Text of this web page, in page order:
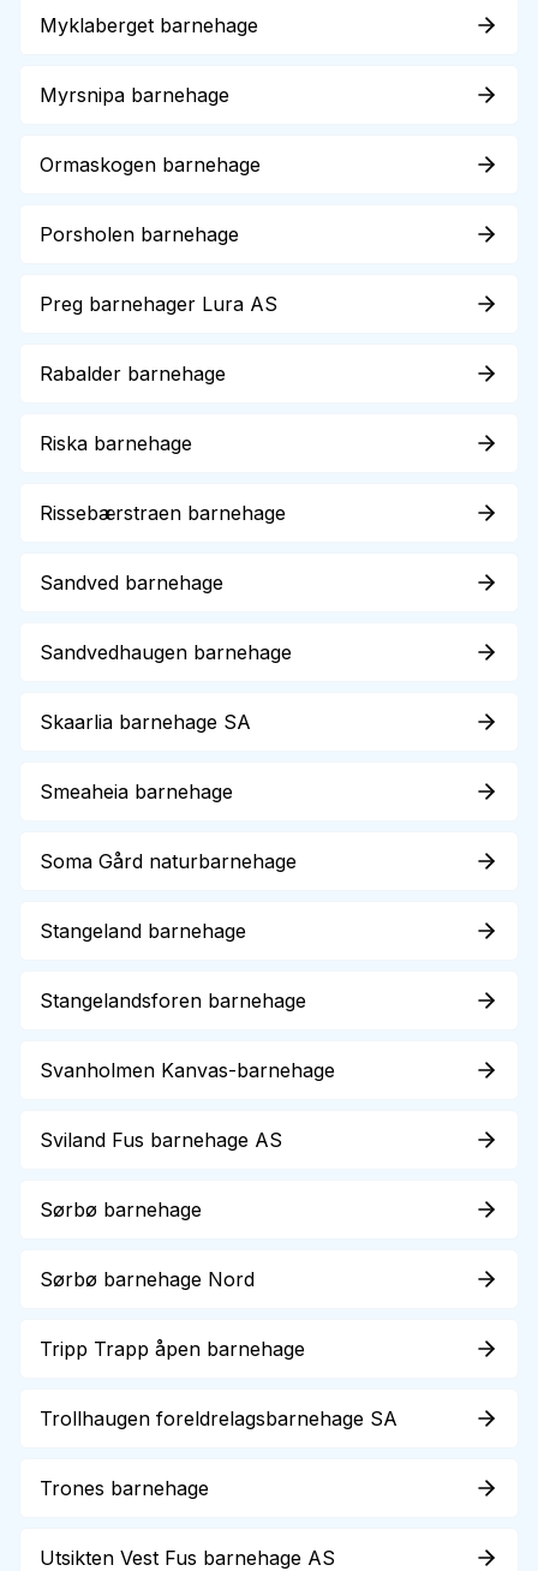
Myklaberget barnehage
Myrsnipa barnehage
Ormaskogen barnehage
Porsholen barnehage
Preg barnehager Lura AS
Rabalder barnehage
Riska barnehage
Rissebærstraen barnehage
Sandved barnehage
Sandvedhaugen barnehage
Skaarlia barnehage SA
Smeaheia barnehage
Soma Gård naturbarnehage
Stangeland barnehage
Stangelandsforen barnehage
Svanholmen Kanvas-barnehage
Sviland Fus barnehage AS
Sørbø barnehage
Sørbø barnehage Nord
Tripp Trapp åpen barnehage
Trollhaugen foreldrelagsbarnehage SA
Trones barnehage
Utsikten Vest Fus barnehage AS